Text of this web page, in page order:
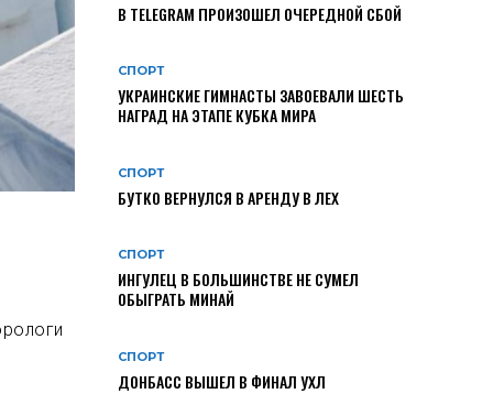
В TELEGRAM ПРОИЗОШЕЛ ОЧЕРЕДНОЙ СБОЙ
СПОРТ
УКРАИНСКИЕ ГИМНАСТЫ ЗАВОЕВАЛИ ШЕСТЬ
НАГРАД НА ЭТАПЕ КУБКА МИРА
СПОРТ
БУТКО ВЕРНУЛСЯ В АРЕНДУ В ЛЕХ
СПОРТ
ИНГУЛЕЦ В БОЛЬШИНСТВЕ НЕ СУМЕЛ
ОБЫГРАТЬ МИНАЙ
СПОРТ
ДОНБАСС ВЫШЕЛ В ФИНАЛ УХЛ